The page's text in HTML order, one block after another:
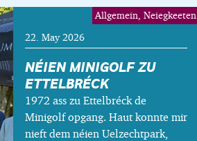
NÉIEN MINIGOLF ZU
ETTELBRÉCK
1972 ass zu Ettelbréck de
Minigolf opgang. Haut konnte mir
nieft dem néien Uelzechtpark,
22. May 2026
Allgemein, Neiegkeeten